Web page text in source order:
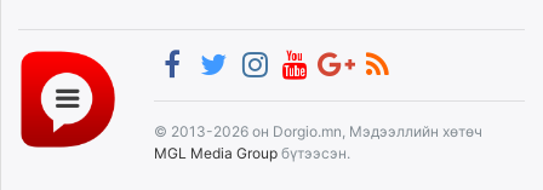
© 2013-2026 он Dorgio.mn, Мэдээллийн хөтөч
MGL Media Group бүтээсэн.